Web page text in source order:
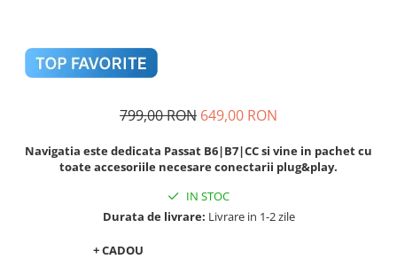
Navigatii Renault
Navigatii Mazda
Navigatii Honda
Navigatii Porsche
799,00 RON 649,00 RON
Navigatia este dedicata Passat B6|B7|CC si vine in pachet cu
toate accesoriile necesare conectarii plug&play.
IN STOC
Durata de livrare: Livrare in 1-2 zile
+ CADOU